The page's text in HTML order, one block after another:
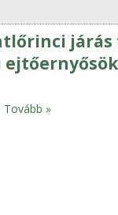
Tovább »